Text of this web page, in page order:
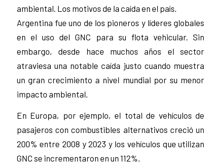
ambiental. Los motivos de la caída en el país.
Argentina fue uno de los pioneros y líderes globales
en el uso del GNC para su flota vehicular. Sin
embargo, desde hace muchos años el sector
atraviesa una notable caída justo cuando muestra
un gran crecimiento a nivel mundial por su menor
impacto ambiental.
En Europa, por ejemplo, el total de vehículos de
pasajeros con combustibles alternativos creció un
200% entre 2008 y 2023 y los vehículos que utilizan
GNC se incrementaron en un 112%.